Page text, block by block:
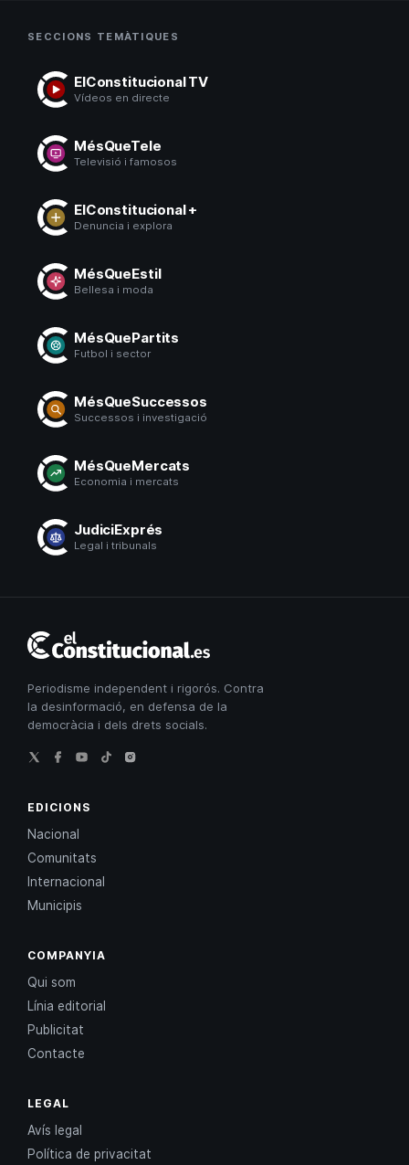
SECCIONS TEMÀTIQUES
ElConstitucional TV
Vídeos en directe
MésQueTele
Televisió i famosos
ElConstitucional +
Denuncia i explora
MésQueEstil
Bellesa i moda
MésQuePartits
Futbol i sector
MésQueSuccessos
Successos i investigació
MésQueMercats
Economia i mercats
JudiciExprés
Legal i tribunals
Constitucional
Periodisme independent i rigorós. Contra
la desinformació, en defensa de la
democràcia i dels drets socials.
EDICIONS
Nacional
Comunitats
Internacional
Municipis
COMPANYIA
Qui som
Línia editorial
Publicitat
Contacte
LEGAL
Avís legal
Política de privacitat